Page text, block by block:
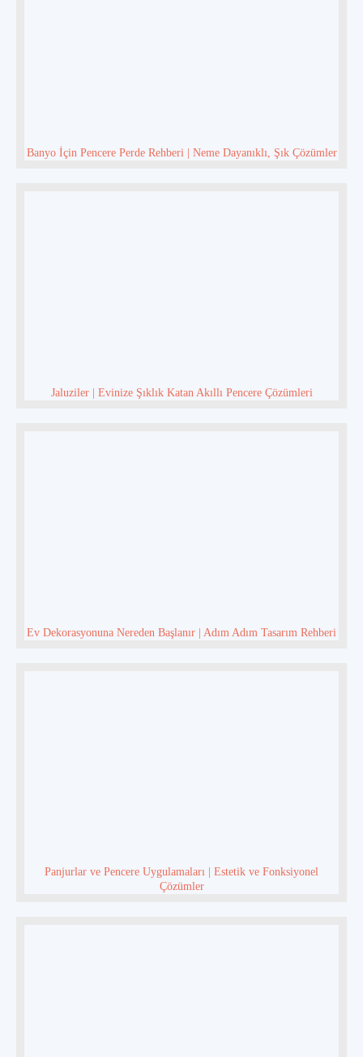
Banyo İçin Pencere Perde Rehberi | Neme Dayanıklı, Şık Çözümler
Jaluziler | Evinize Şıklık Katan Akıllı Pencere Çözümleri
Ev Dekorasyonuna Nereden Başlanır | Adım Adım Tasarım Rehberi
Panjurlar ve Pencere Uygulamaları | Estetik ve Fonksiyonel
Çözümler